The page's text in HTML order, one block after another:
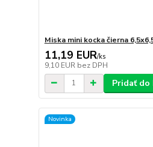
Miska mini kocka čierna
11,19 EUR/ks
9,10 EUR bez DPH
Pridať do
Novinka